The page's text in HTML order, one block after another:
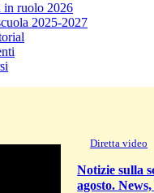
in ruolo 2026
2025-2027
Diretta video
Notizie sulla
agosto.